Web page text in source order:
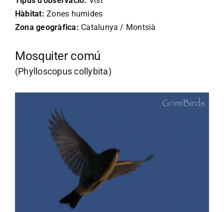
Hàbitat: Zones humides
Zona geogràfica: Catalunya / Montsià
Mosquiter comú
(Phylloscopus collybita)